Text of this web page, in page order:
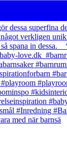
med när barnsä